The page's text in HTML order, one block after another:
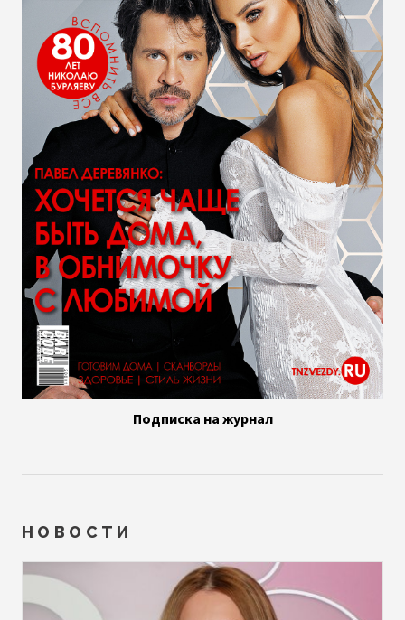
Подписка на журнал
НОВОСТИ